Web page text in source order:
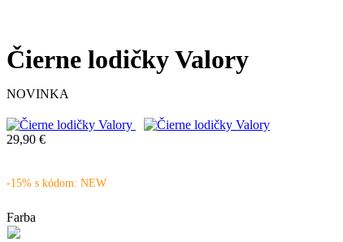
Čierne lodičky Valory
NOVINKA
29,90 €
-15% s kódom: NEW
Farba